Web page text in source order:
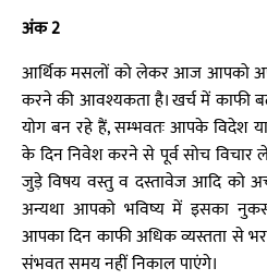
अंक 2
आर्थिक मसलों को लेकर आज आपको अपने
करने की आवश्यकता है। खर्च में काफी
योग बन रहे हैं, सम्भवतः आपके विदेश
के दिन निवेश करने से पूर्व सोच
जुड़े विषय वस्तु व दस्तावेज आदि
अन्यथा आपको भविष्य में इसका
आपका दिन काफी अधिक व्यस्तता से
संभवत समय नहीं निकाल पाएंगे।